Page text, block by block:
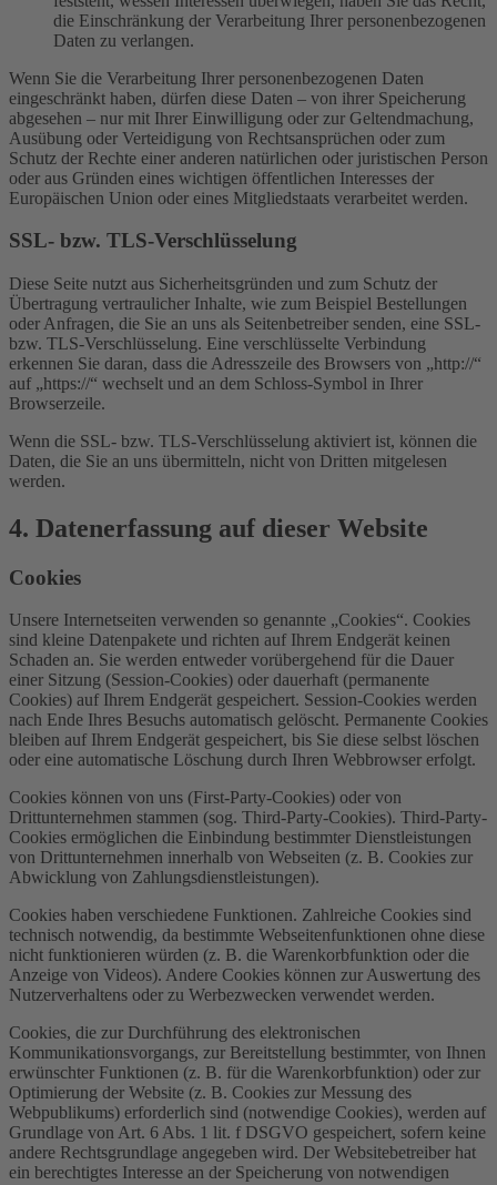
die Einschränkung der Verarbeitung Ihrer personenbezogenen
Daten zu verlangen.
Wenn Sie die Verarbeitung Ihrer personenbezogenen Daten
eingeschränkt haben, dürfen diese Daten – von ihrer Speicherung
abgesehen – nur mit Ihrer Einwilligung oder zur Geltendmachung,
Ausübung oder Verteidigung von Rechtsansprüchen oder zum
Schutz der Rechte einer anderen natürlichen oder juristischen Person
oder aus Gründen eines wichtigen öffentlichen Interesses der
Europäischen Union oder eines Mitgliedstaats verarbeitet werden.
SSL- bzw. TLS-Verschlüsselung
Diese Seite nutzt aus Sicherheitsgründen und zum Schutz der
Übertragung vertraulicher Inhalte, wie zum Beispiel Bestellungen
oder Anfragen, die Sie an uns als Seitenbetreiber senden, eine SSL-
bzw. TLS-Verschlüsselung. Eine verschlüsselte Verbindung
erkennen Sie daran, dass die Adresszeile des Browsers von „http://“
auf „https://“ wechselt und an dem Schloss-Symbol in Ihrer
Browserzeile.
Wenn die SSL- bzw. TLS-Verschlüsselung aktiviert ist, können die
Daten, die Sie an uns übermitteln, nicht von Dritten mitgelesen
werden.
4. Datenerfassung auf dieser Website
Cookies
Unsere Internetseiten verwenden so genannte „Cookies“. Cookies
sind kleine Datenpakete und richten auf Ihrem Endgerät keinen
Schaden an. Sie werden entweder vorübergehend für die Dauer
einer Sitzung (Session-Cookies) oder dauerhaft (permanente
Cookies) auf Ihrem Endgerät gespeichert. Session-Cookies werden
nach Ende Ihres Besuchs automatisch gelöscht. Permanente Cookies
bleiben auf Ihrem Endgerät gespeichert, bis Sie diese selbst löschen
oder eine automatische Löschung durch Ihren Webbrowser erfolgt.
Cookies können von uns (First-Party-Cookies) oder von
Drittunternehmen stammen (sog. Third-Party-Cookies). Third-Party-
Cookies ermöglichen die Einbindung bestimmter Dienstleistungen
von Drittunternehmen innerhalb von Webseiten (z. B. Cookies zur
Abwicklung von Zahlungsdienstleistungen).
Cookies haben verschiedene Funktionen. Zahlreiche Cookies sind
technisch notwendig, da bestimmte Webseitenfunktionen ohne diese
nicht funktionieren würden (z. B. die Warenkorbfunktion oder die
Anzeige von Videos). Andere Cookies können zur Auswertung des
Nutzerverhaltens oder zu Werbezwecken verwendet werden.
Cookies, die zur Durchführung des elektronischen
Kommunikationsvorgangs, zur Bereitstellung bestimmter, von Ihnen
erwünschter Funktionen (z. B. für die Warenkorbfunktion) oder zur
Optimierung der Website (z. B. Cookies zur Messung des
Webpublikums) erforderlich sind (notwendige Cookies), werden auf
Grundlage von Art. 6 Abs. 1 lit. f DSGVO gespeichert, sofern keine
andere Rechtsgrundlage angegeben wird. Der Websitebetreiber hat
ein berechtigtes Interesse an der Speicherung von notwendigen